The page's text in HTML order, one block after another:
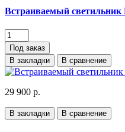
Встраиваемый светильник
Под заказ
В закладки
В сравнение
29 900 р.
В закладки В сравнение